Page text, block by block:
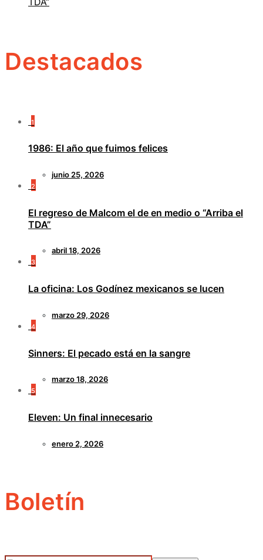
Destacados
1
1986: El año que fuimos felices
junio 25, 2026
2
El regreso de Malcom el de en medio o “Arriba el
TDA”
abril 18, 2026
3
La oficina: Los Godínez mexicanos se lucen
marzo 29, 2026
4
Sinners: El pecado está en la sangre
marzo 18, 2026
5
Eleven: Un final innecesario
enero 2, 2026
Boletín